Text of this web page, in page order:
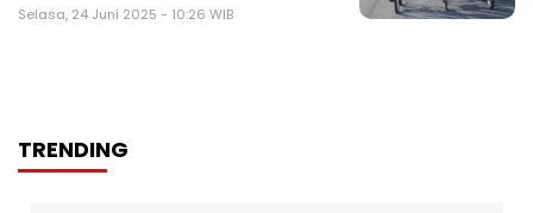
Selasa, 24 Juni 2025 - 10:26 WIB
TRENDING